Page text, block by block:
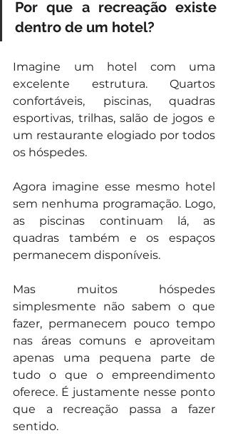
Por que a recreação existe
dentro de um hotel?
Imagine um hotel com uma
excelente estrutura. Quartos
confortáveis, piscinas, quadras
esportivas, trilhas, salão de jogos e
um restaurante elogiado por todos
os hóspedes.
Agora imagine esse mesmo hotel
sem nenhuma programação. Logo,
as piscinas continuam lá, as
quadras também e os espaços
permanecem disponíveis.
Mas muitos hóspedes
simplesmente não sabem o que
fazer, permanecem pouco tempo
nas áreas comuns e aproveitam
apenas uma pequena parte de
tudo o que o empreendimento
oferece. É justamente nesse ponto
que a recreação passa a fazer
sentido.